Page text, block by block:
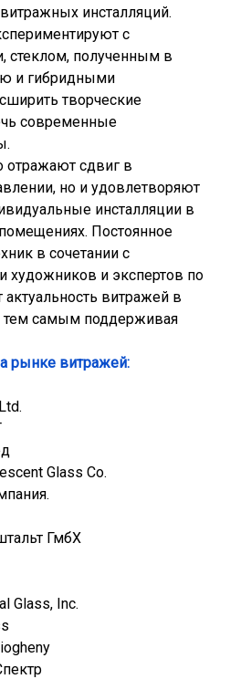
инсталляций.
с
полученным в
и гибридными
творческие
современные
отражают сдвиг в
но и удовлетворяют
инсталляции в
Постоянное
в сочетании с
художников и экспертов по
актуальность витражей в
тем самым поддерживая
рынке витражей:
Glass Co.
ГмбХ
Glass, Inc.